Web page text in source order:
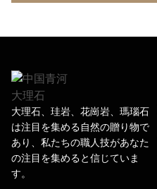
大理石、珪岩、花崗岩、瑪瑙石
は注目を集める自然の贈り物で
あり、私たちの職人技があなた
の注目を集めると信じていま
す。